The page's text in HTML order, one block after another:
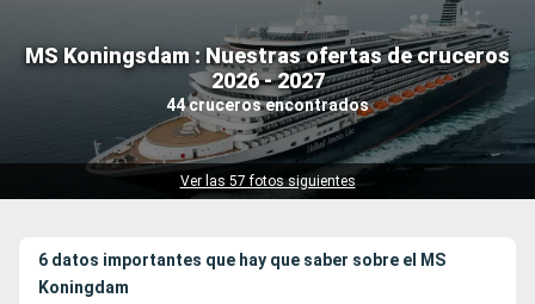
MS Koningsdam : Nuestras ofertas de cruceros
2026 - 2027
44 cruceros encontrados
Ver las 57 fotos siguientes
Nuestros destinos
Fecha de salida
Puertos Compañías
6 datos importantes que hay que saber sobre el MS
Koningdam